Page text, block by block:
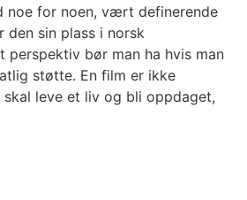
noe for noen, vært definerende
den sin plass i norsk
perspektiv bør man ha hvis man
støtte. En film er ikke
skal leve et liv og bli oppdaget,